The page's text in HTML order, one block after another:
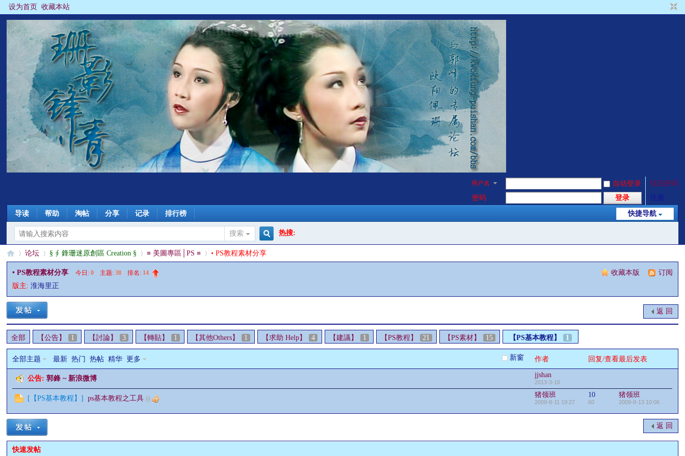
设为首页 收藏本站
用户名 自动登录
找回密码
密码
登录
快捷导航
导读 帮助 淘帖 分享 记录 排行榜
搜索
搜
热搜:
§ »
论坛
›
§ ∮ 鋒珊迷原創區 Creation §
›
≡ 美圖專區│PS ≡
›
• PS教程素材分享
收藏本版 订阅
• PS教程素材分享 今日:0 主题:38 排名: 14
版主:淮海里正
返 回
全部 【公告】 1 【討論】 3 【轉貼】 1 【其他Others】 1 【求助 Help】 4 【建議】 1 【PS教程】 21 【PS素材】 15 【PS基本教程】 1
新窗
全部主题 最新 热门 热帖 精华 更多 作者 回复/查看最后发表
公告:郭鋒 ~ 新浪微博 jjshan
2013-3-16
[ 【PS基本教程】] ps基本教程之工具 猪领班
2009-8-11 19:27
10
60
猪领班
2009-8-13 10:06
返 回
快速发帖